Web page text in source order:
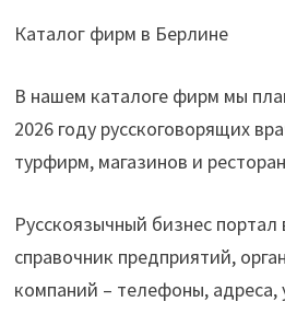
Каталог фирм в Берлине
В нашем каталоге фирм мы
2026 году русскоговорящих
турфирм, магазинов и
Русскоязычный бизнес портал
справочник предприятий,
компаний – телефоны, адреса,